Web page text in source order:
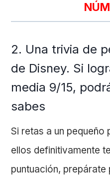
2. Una trivia de
de Disney. Si
media 9/15,
sabes
Si retas a un pequeño
ellos definitivamente
puntuación,